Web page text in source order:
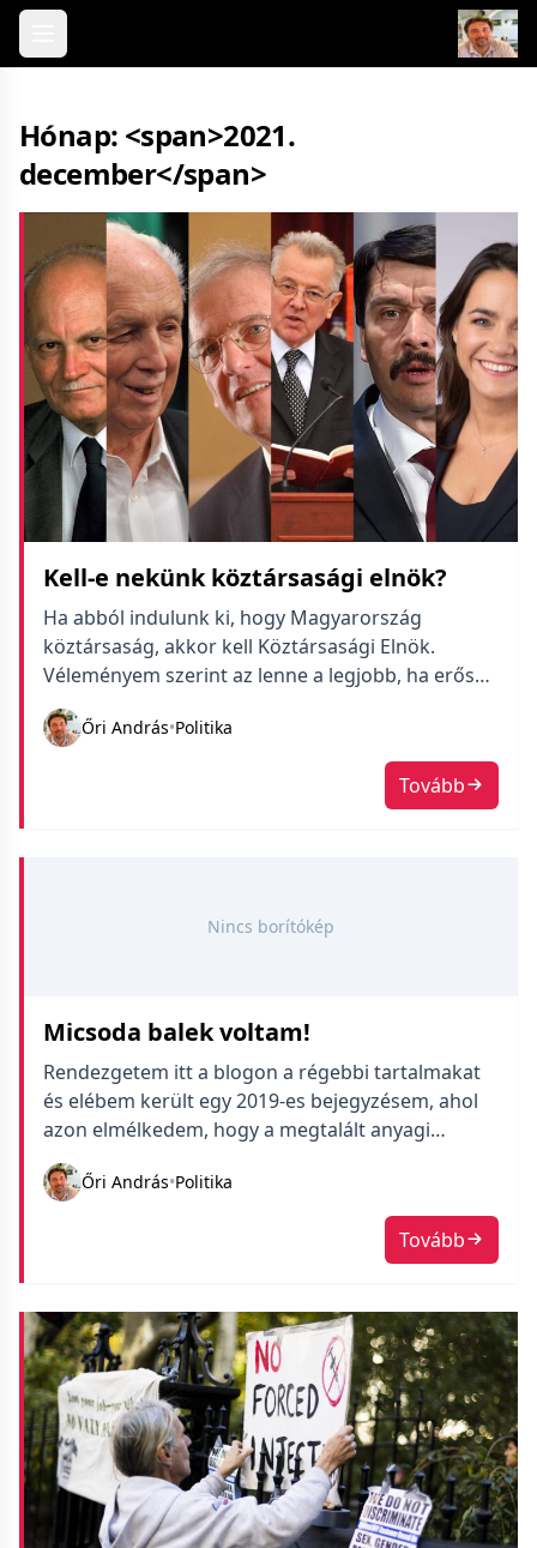
Skip to content
Hónap: <span>2021.
december</span>
Kell-e nekünk köztársasági elnök?
Ha abból indulunk ki, hogy Magyarország
köztársaság, akkor kell Köztársasági Elnök.
Véleményem szerint az lenne a legjobb, ha erős
és választott elnökünk lenne.
Őri András•Politika
Tovább
Nincs borítókép
Micsoda balek voltam!
Rendezgetem itt a blogon a régebbi tartalmakat
és elébem került egy 2019-es bejegyzésem, ahol
azon elmélkedem, hogy a megtalált anyagi
biztonság miatt veszett ki belőlem egy csomó
érdeklődés. Érdekes látni, hogy milyen remekül
tudja magát becsapni az ember. Most visszanézve
már látom, hogy életem legrosszabb döntéseinek
Őri András•Politika
Tovább